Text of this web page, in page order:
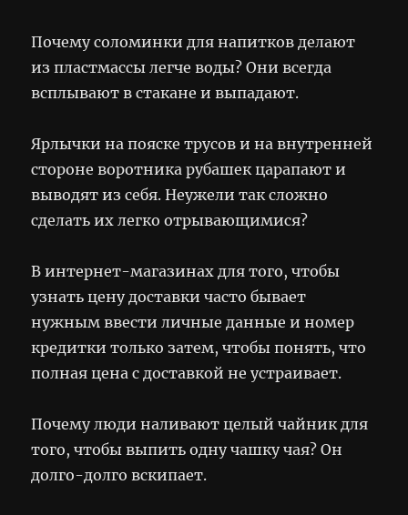
Почему соломинки для напитков делают
из пластмассы легче воды? Они всегда
всплывают в стакане и выпадают.
Ярлычки на пояске трусов и на внутренней
стороне воротника рубашек царапают и
выводят из себя. Неужели так сложно
сделать их легко отрывающимися?
В интернет-магазинах для того, чтобы
узнать цену доставки часто бывает
нужным ввести личные данные и номер
кредитки только затем, чтобы понять, что
полная цена с доставкой не устраивает.
Почему люди наливают целый чайник для
того, чтобы выпить одну чашку чая? Он
долго-долго вскипает.